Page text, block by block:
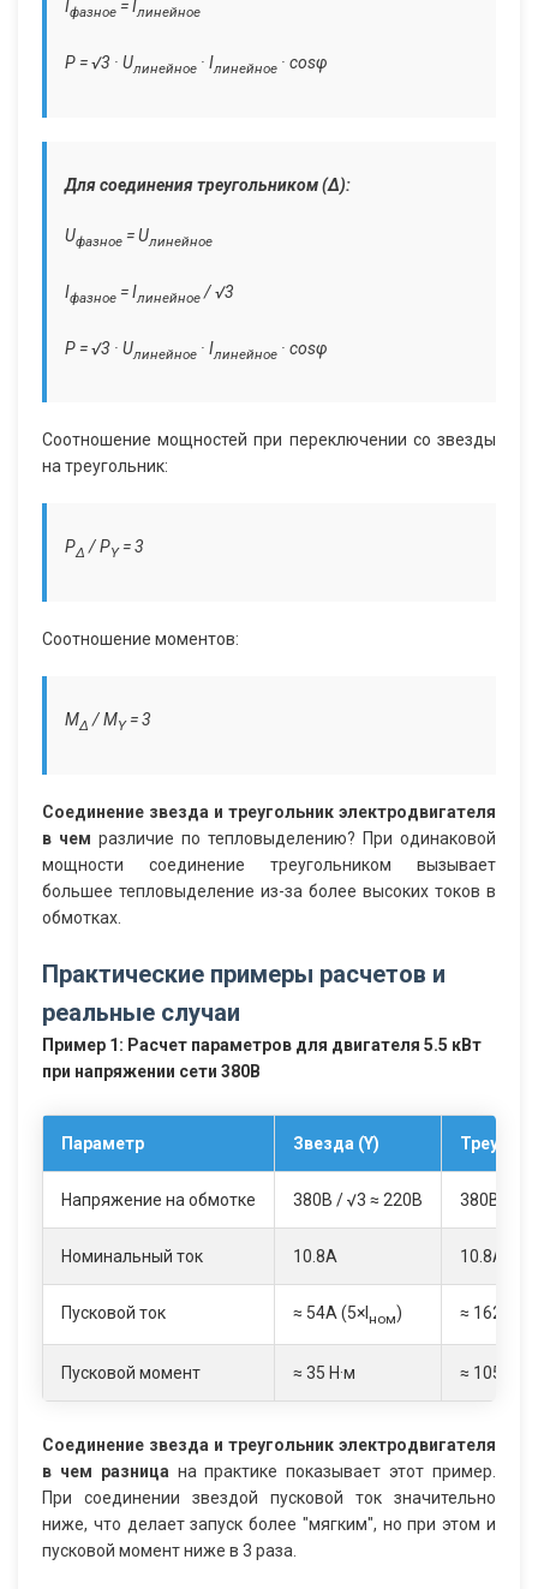
Iфазное = Iлинейное
P = √3 · Uлинейное · Iлинейное · cosφ
Для соединения треугольником (∆):
Uфазное = Uлинейное
Iфазное = Iлинейное / √3
P = √3 · Uлинейное · Iлинейное · cosφ
Соотношение мощностей при переключении со звезды
на треугольник:
P∆ / PY= 3
Соотношение моментов:
M∆ / MY= 3
Соединение звезда и треугольник электродвигателя
в чем различие по тепловыделению? При одинаковой
мощности соединение треугольником вызывает
большее тепловыделение из-за более высоких токов в
обмотках.
Практические примеры расчетов и
реальные случаи
Пример 1: Расчет параметров для двигателя 5.5 кВт
при напряжении сети 380В
Параметр Звезда (Y)
Напряжение на обмотке 380В / √3 ≈ 220В 380В
Номинальный ток 10.8А 10.8А
Пусковой ток ≈ 54А (5×I ном) ≈ 162А
Пусковой момент ≈ 35 Н·м ≈ 105 Н·м
Соединение звезда и треугольник электродвигателя
в чем разница на практике показывает этот пример.
При соединении звездой пусковой ток значительно
ниже, что делает запуск более "мягким", но при этом и
пусковой момент ниже в 3 раза.